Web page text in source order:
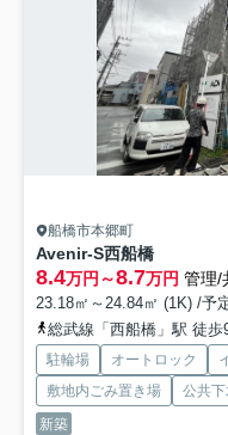
船橋市本郷町
Avenir-S西船橋
8.4万円～8.7万円 管理/
23.18㎡～24.84㎡ (1K) /予
総武線「西船橋」駅 徒歩
駐輪場 オートロック
敷地内ごみ置き場
公共
新築